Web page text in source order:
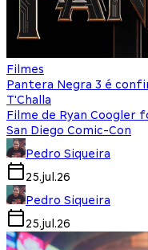
Filmes
Pantera Negra 3 é
T'Challa
Filme de Ryan Coogler
San Diego Comic-Con
Pedro Siqueira
25.jul.26
Pedro Siqueira
25.jul.26